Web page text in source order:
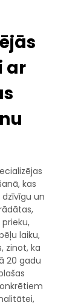
ar
kas
un
laiku,
zinot, ka
20 gadu